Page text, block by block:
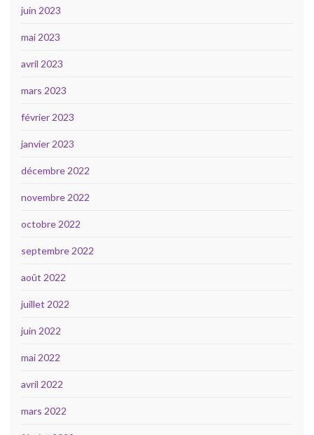
juin 2023
mai 2023
avril 2023
mars 2023
février 2023
janvier 2023
décembre 2022
novembre 2022
octobre 2022
septembre 2022
août 2022
juillet 2022
juin 2022
mai 2022
avril 2022
mars 2022